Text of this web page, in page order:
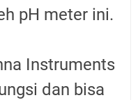
pH meter ini.
Instruments
dan bisa